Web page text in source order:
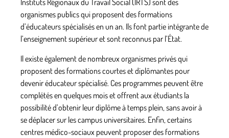
Instituts Régionaux du Travail Social (IRTS) sont des
organismes publics qui proposent des formations
d’éducateurs spécialisés en un an. Ils font partie intégrante de
l’enseignement supérieur et sont reconnus par l’État.
Il existe également de nombreux organismes privés qui
proposent des formations courtes et diplômantes pour
devenir éducateur spécialisé. Ces programmes peuvent être
complétés en quelques mois et offrent aux étudiants la
possibilité d’obtenir leur diplôme à temps plein, sans avoir à
se déplacer sur les campus universitaires. Enfin, certains
centres médico-sociaux peuvent proposer des formations